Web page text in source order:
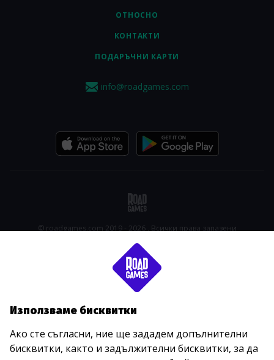
ОТНОСНО
КОНТАКТИ
ПОДАРЪЧНИ КАРТИ
info@roadgames.com
© roadgames.com 2019 - 2026 . Всички права запазени
Използваме бисквитки
Ако сте съгласни, ние ще зададем допълнителни
бисквитки, както и задължителни бисквитки, за да